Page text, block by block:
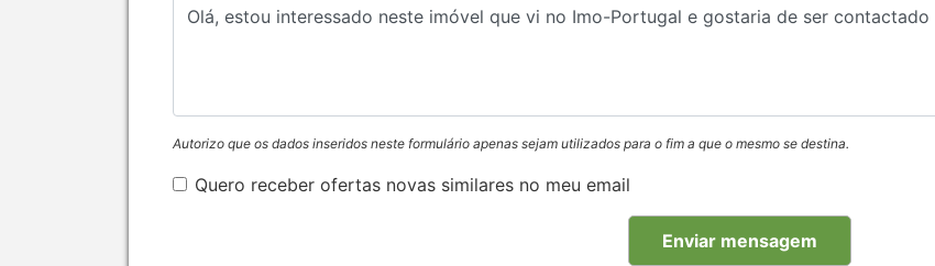
Autorizo que os dados inseridos neste formulário apenas sejam utilizados para o fim a que o mesmo se destina.
Quero receber ofertas novas similares no meu email